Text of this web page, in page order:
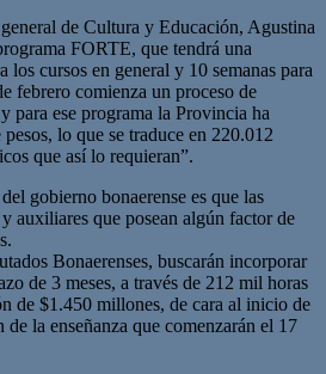
de Cultura y Educación, Agustina
FORTE, que tendrá una
los cursos en general y 10 semanas para
febrero comienza un proceso de
para ese programa la Provincia ha
lo que se traduce en 220.012
que así lo requieran”.
gobierno bonaerense es que las
auxiliares que posean algún factor de
Bonaerenses, buscarán incorporar
de 3 meses, a través de 212 mil horas
de $1.450 millones, de cara al inicio de
de la enseñanza que comenzarán el 17